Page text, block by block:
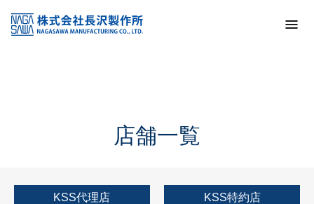
KSS加盟店・取扱店情報
店舗一覧
店舗一覧
KSS代理店 KSS特約店